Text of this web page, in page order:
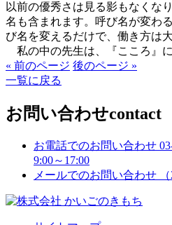
以前の優秀さは見る影もなく
名も含まれます。呼び名が変わ
び名を変えるだけで、働き方は
私の中の先生は、『こころ』
« 前のページ 後のページ »
一覧に戻る
お問い合わせcontact
お電話でのお問い合わせ
9:00～17:00
メールでのお問い合わせ